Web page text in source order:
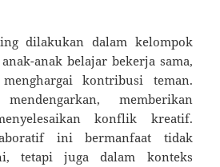
dilakukan dalam kelompok
anak belajar bekerja sama,
kontribusi teman.
memberikan
konflik kreatif.
ini bermanfaat tidak
tetapi juga dalam konteks